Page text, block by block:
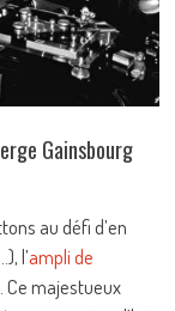
Gainsbourg
au défi d’en
l’ampli de
Ce majestueux